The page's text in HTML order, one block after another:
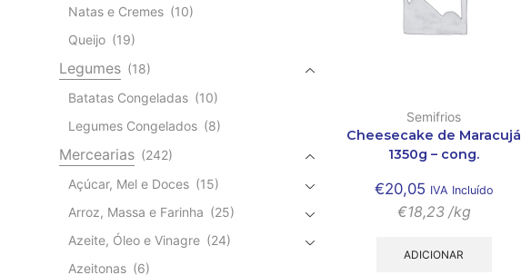
Semifrios
Cheesecake de Maracujá
1350g – cong.
€20,05 IVA Incluído
€18,23 /kg
ADICIONAR
Natas e Cremes (10)
Queijo (19)
Legumes (18)
Batatas Congeladas (10)
Legumes Congelados (8)
Mercearias (242)
Açúcar, Mel e Doces (15)
Arroz, Massa e Farinha (25)
Azeite, Óleo e Vinagre (24)
Azeitonas (6)